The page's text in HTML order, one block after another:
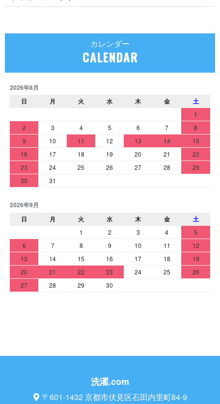
カレンダー
CALENDAR
2026年8月
日
月 火 水 木 金 土
1
2
3 4 5 6 7
8
9
10 11 12 13 14
15
16
17 18 19 20 21
22
23
24 25 26 27 28
29
30
31
2026年9月
日
月 火 水 木 金 土
1 2 3 4
5
6
7 8 9 10 11
12
13
14 15 16 17 18
19
20
21 22 23 24 25
26
27
28 29 30
洗濯.com
〒601-1432 京都市伏見区石田内里町84-9